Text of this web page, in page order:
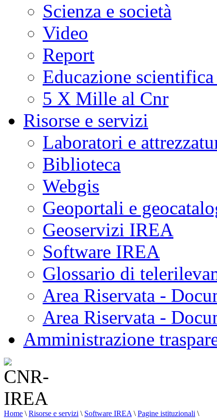
Scienza e società
Video
Report
Educazione
5 X Mille al Cnr
Risorse e servizi
Laboratori e
Biblioteca
Webgis
Geoportali e
Geoservizi IREA
Software IREA
Glossario di
Area Riservata -
Area Riservata -
Amministrazione
Home \ Risorse e servizi \ Software IREA \ Pagine istituzionali \